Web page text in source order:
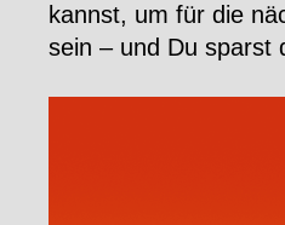
kannst, um für die
sein – und Du sparst